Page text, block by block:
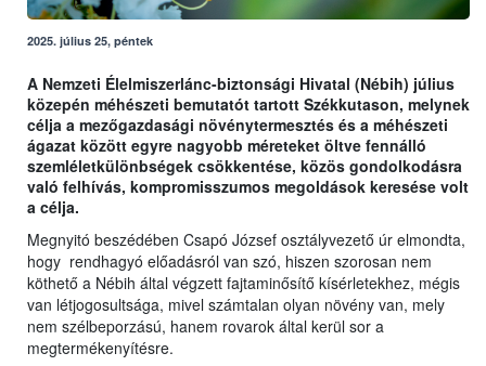
2025. július 25, péntek
A Nemzeti Élelmiszerlánc-biztonsági Hivatal (Nébih) július
közepén méhészeti bemutatót tartott Székkutason, melynek
célja a mezőgazdasági növénytermesztés és a méhészeti
ágazat között egyre nagyobb méreteket öltve fennálló
szemléletkülönbségek csökkentése, közös gondolkodásra
való felhívás, kompromisszumos megoldások keresése volt
a célja.
Megnyitó beszédében Csapó József osztályvezető úr elmondta,
hogy rendhagyó előadásról van szó, hiszen szorosan nem
köthető a Nébih által végzett fajtaminősítő kísérletekhez, mégis
van létjogosultsága, mivel számtalan olyan növény van, mely
nem szélbeporzású, hanem rovarok által kerül sor a
megtermékenyítésre.